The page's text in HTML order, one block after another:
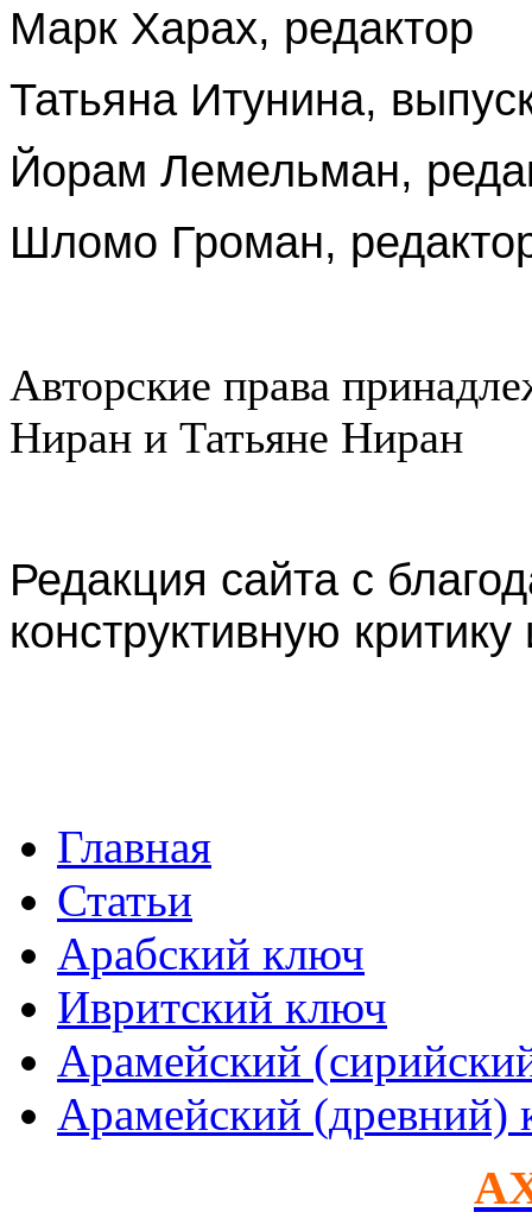
Марк Харах, редактор
Татьяна Итунина,
Йорам Лемельман,
Шломо Громан,
Авторские права
Ниран и Татьяне Ниран
Редакция сайта с
конструктивную
Главная
Статьи
Арабский ключ
Ивритский ключ
Арамейский
Арамейский (древний)